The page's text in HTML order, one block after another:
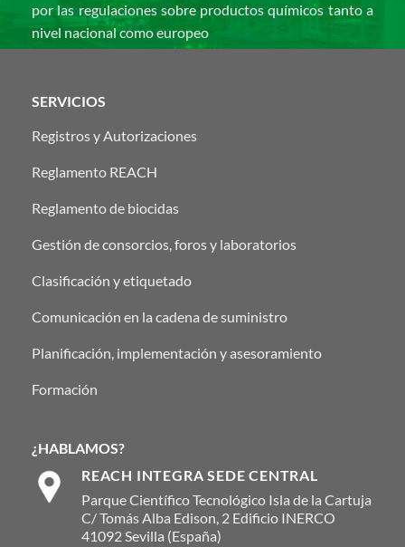
por las regulaciones sobre productos químicos tanto a
nivel nacional como europeo
SERVICIOS
Registros y Autorizaciones
Reglamento REACH
Reglamento de biocidas
Gestión de consorcios, foros y laboratorios
Clasificación y etiquetado
Comunicación en la cadena de suministro
Planificación, implementación y asesoramiento
Formación
¿HABLAMOS?
REACH INTEGRA SEDE CENTRAL
Parque Científico Tecnológico Isla de la Cartuja
C/ Tomás Alba Edison, 2 Edificio INERCO
41092 Sevilla (España)